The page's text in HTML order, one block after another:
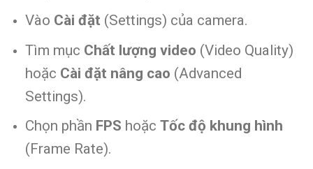
Vào Cài đặt (Settings) của camera.
Tìm mục Chất lượng video (Video Quality)
hoặc Cài đặt nâng cao (Advanced
Settings).
Chọn phần FPS hoặc Tốc độ khung hình
(Frame Rate).